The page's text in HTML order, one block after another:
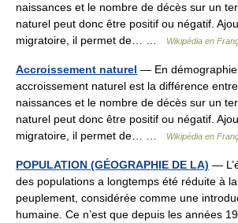
naissances et le nombre de décès sur un
naturel peut donc être positif ou négatif.
migratoire, il permet de… …
Wikipédia en
Accroissement naturel — En
accroissement naturel est la différence
naissances et le nombre de décès sur un
naturel peut donc être positif ou négatif.
migratoire, il permet de… …
Wikipédia en
POPULATION (GÉOGRAPHIE DE LA) —
des populations a longtemps été réduite à
peuplement, considérée comme une
humaine. Ce n’est que depuis les années